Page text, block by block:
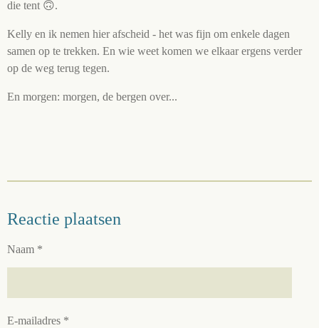
die tent 🙃.
Kelly en ik nemen hier afscheid - het was fijn om enkele dagen
samen op te trekken. En wie weet komen we elkaar ergens verder
op de weg terug tegen.
En morgen: morgen, de bergen over...
Reactie plaatsen
Naam *
E-mailadres *